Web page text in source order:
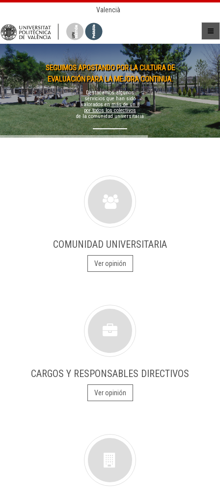
Valencià
SEGUIMOS APOSTANDO POR LA CULTURA DE
EVALUACIÓN PARA LA MEJORA CONTINUA.
Destacamos algunos
servicios que han sido
valorados enmás de un 8
por todos los colectivos
de la comunidad universitaria
COMUNIDAD UNIVERSITARIA
Ver opinión
CARGOS Y RESPONSABLES DIRECTIVOS
Ver opinión